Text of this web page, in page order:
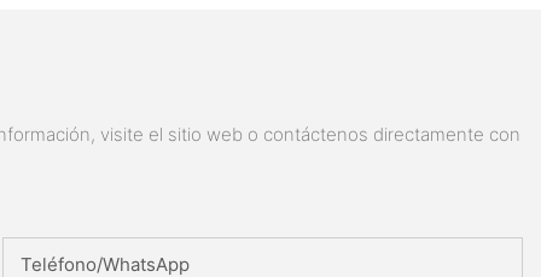
visite el sitio web o contáctenos directamente con
Teléfono/WhatsApp